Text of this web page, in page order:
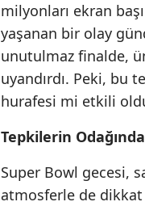
milyonları ekran
yaşanan bir olay
unutulmaz finalde,
uyandırdı. Peki, bu
hurafesi mi etkili
Tepkilerin
Super Bowl gecesi,
atmosferle de dikkat